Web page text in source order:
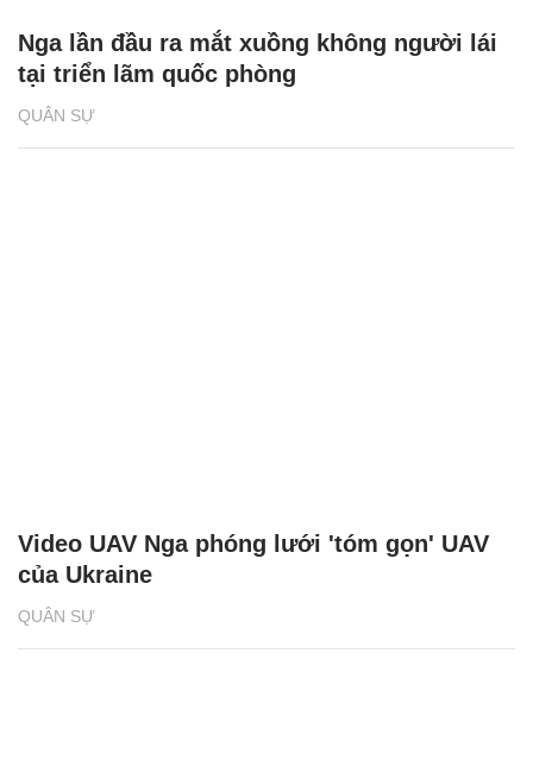
QUÂN SỰ
Nga lần đầu ra mắt xuồng không người lái
tại triển lãm quốc phòng
QUÂN SỰ
Video UAV Nga phóng lưới 'tóm gọn' UAV
của Ukraine